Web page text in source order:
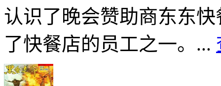
认识了晚会赞助商东东
了快餐店的员工之一。...